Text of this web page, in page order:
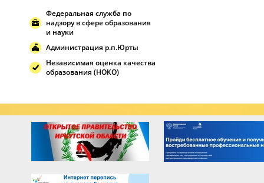
Федеральная служба по
надзору в сфере образования
и науки
Администрация р.п.Юрты
Независимая оценка качества
образования (НОКО)